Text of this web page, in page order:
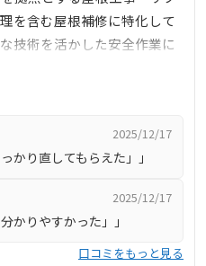
を含む屋根補修に特化して
技術を活かした安全作業に
アクセスなどを用いて高所
頼の施工を提供します。雨
社施工・保証あり。2025/12/17
かり直してもらえた」」
2025/12/17
かりやすかった」」
口コミをもっと見る